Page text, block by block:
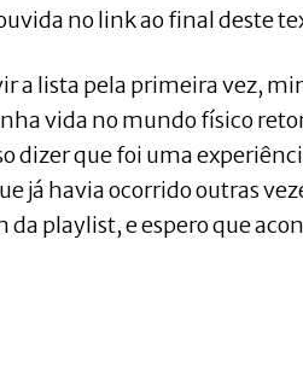
no link ao final deste
a lista pela primeira vez,
vida no mundo físico
dizer que foi uma
já havia ocorrido outras
playlist, e espero que